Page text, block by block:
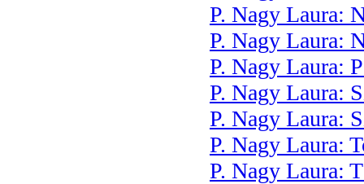
P. Nagy Laura:
P. Nagy Laura:
P. Nagy Laura:
P. Nagy Laura:
P. Nagy Laura:
P. Nagy Laura:
P. Nagy Laura: